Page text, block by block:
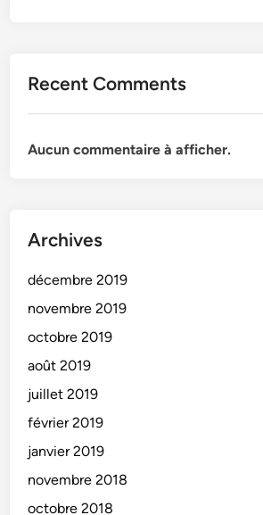
Recent Comments
Aucun commentaire à afficher.
Archives
décembre 2019
novembre 2019
octobre 2019
août 2019
juillet 2019
février 2019
janvier 2019
novembre 2018
octobre 2018